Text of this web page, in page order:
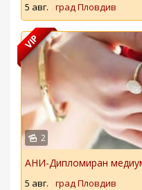
5 авг. град Пловдив
VIP
2
АНИ-Дипломиран
5 авг. град Пловдив